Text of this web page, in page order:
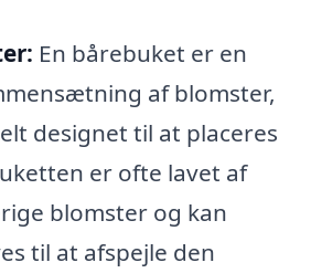
En bårebuket er en
af blomster,
designet til at placeres
er ofte lavet af
blomster og kan
til at afspejle den